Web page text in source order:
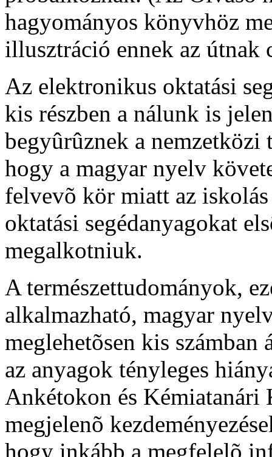
hagyományos könyvhöz
illusztráció ennek az útnak
Az elektronikus oktatási
kis részben a nálunk is
begyûrûznek a
hogy a magyar nyelv
felvevõ kör miatt az
oktatási segédanyagokat
megalkotniuk.
A természettudományok,
alkalmazható, magyar
meglehetõsen kis
az anyagok tényleges
Ankétokon és
megjelenõ
hogy inkább a megfelelõ